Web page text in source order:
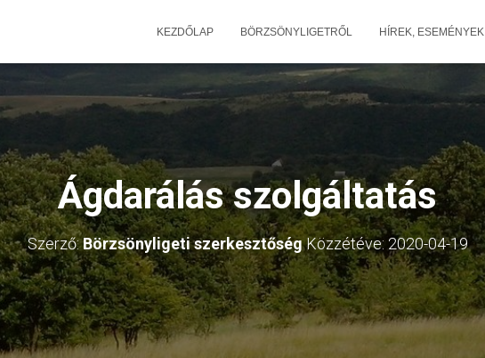
KEZDŐLAP BÖRZSÖNYLIGETRŐL HÍREK, ESEMÉNYEK
Ágdarálás szolgáltatás
Szerző:Börzsönyligeti szerkesztőségKözzétéve: 2020-04-19